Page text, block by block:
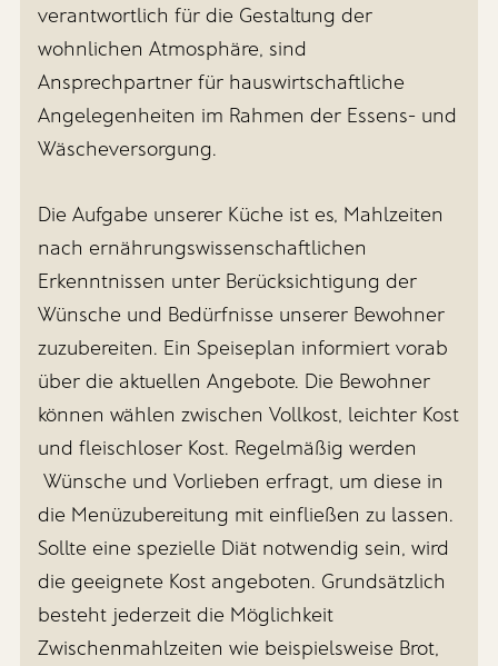
verantwortlich für die Gestaltung der
wohnlichen Atmosphäre, sind
Ansprechpartner für hauswirtschaftliche
Angelegenheiten im Rahmen der Essens- und
Wäscheversorgung.
Die Aufgabe unserer Küche ist es, Mahlzeiten
nach ernährungswissenschaftlichen
Erkenntnissen unter Berücksichtigung der
Wünsche und Bedürfnisse unserer Bewohner
zuzubereiten. Ein Speiseplan informiert vorab
über die aktuellen Angebote. Die Bewohner
können wählen zwischen Vollkost, leichter Kost
und fleischloser Kost. Regelmäßig werden
Wünsche und Vorlieben erfragt, um diese in
die Menüzubereitung mit einfließen zu lassen.
Sollte eine spezielle Diät notwendig sein, wird
die geeignete Kost angeboten. Grundsätzlich
besteht jederzeit die Möglichkeit
Zwischenmahlzeiten wie beispielsweise Brot,